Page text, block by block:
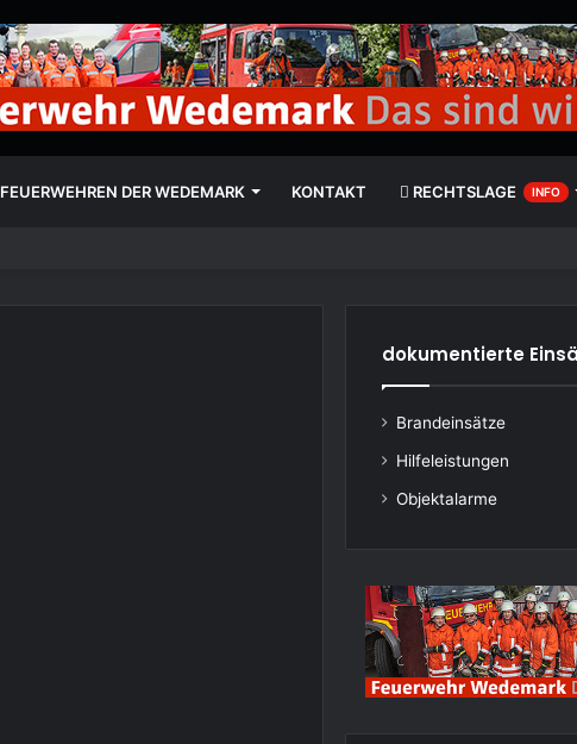
FEUERWEHREN DER WEDEMARK KONTAKT RECHTSLAGE INFO
dokumentierte
Brandeinsätze
Hilfeleistungen
Objektalarme